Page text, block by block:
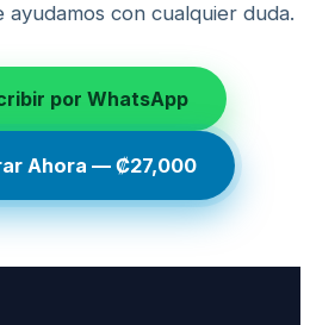
con cualquier duda.
por WhatsApp
Ahora — ₡27,000